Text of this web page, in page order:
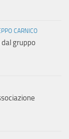
CARNICO
gruppo